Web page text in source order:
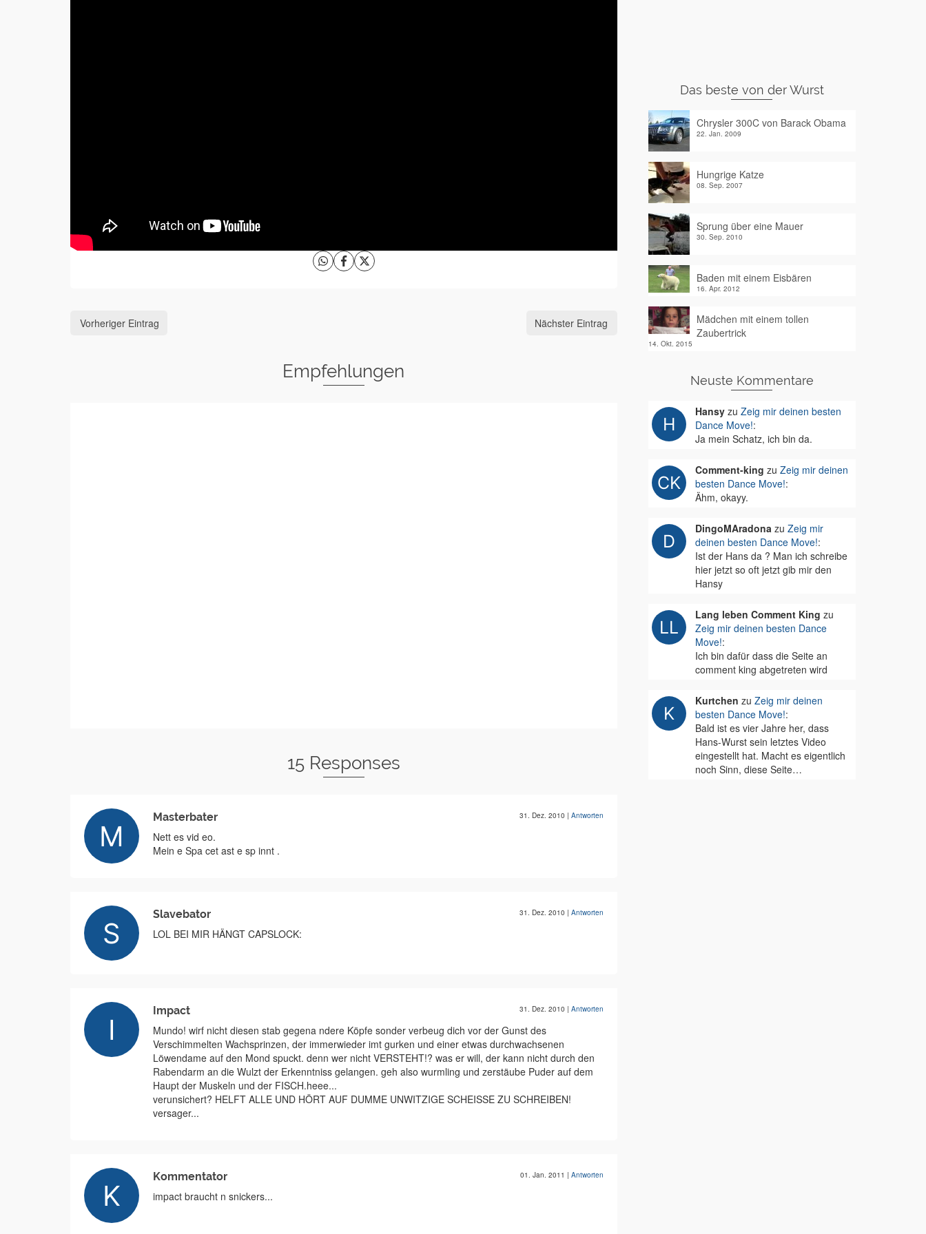
Vorheriger Eintrag Nächster Eintrag
Empfehlungen
15 Responses
Masterbater 31. Dez. 2010 | Antworten
Nett es vid eo.
Mein e Spa cet ast e sp innt .
Slavebator 31. Dez. 2010 | Antworten
LOL BEI MIR HÄNGT CAPSLOCK:
Impact 31. Dez. 2010 | Antworten
Mundo! wirf nicht diesen stab gegena ndere Köpfe sonder verbeug dich vor der Gunst des
Verschimmelten Wachsprinzen, der immerwieder imt gurken und einer etwas durchwachsenen
Löwendame auf den Mond spuckt. denn wer nicht VERSTEHT!? was er will, der kann nicht durch den
Rabendarm an die Wulzt der Erkenntniss gelangen. geh also wurmling und zerstäube Puder auf dem
Haupt der Muskeln und der FISCH.heee...
verunsichert? HELFT ALLE UND HÖRT AUF DUMME UNWITZIGE SCHEISSE ZU SCHREIBEN!
versager...
Kommentator 01. Jan. 2011 | Antworten
impact braucht n snickers...
Das beste von der Wurst
Chrysler 300C von Barack Obama
22. Jan. 2009
Hungrige Katze
08. Sep. 2007
Sprung über eine Mauer
30. Sep. 2010
Baden mit einem Eisbären
16. Apr. 2012
Mädchen mit einem tollen
Zaubertrick
14. Okt. 2015
Neuste Kommentare
Hansyzu Zeig mir deinen besten
Dance Move!:
Ja mein Schatz, ich bin da.
Comment-king zu Zeig mir deinen
besten Dance Move!:
Ähm, okayy.
DingoMAradonazu Zeig mir
deinen besten Dance Move!:
Ist der Hans da ? Man ich schreibe
hier jetzt so oft jetzt gib mir den
Hansy
Lang leben Comment King zu
Zeig mir deinen besten Dance
Move!:
Ich bin dafür dass die Seite an
comment king abgetreten wird
Kurtchen zu Zeig mir deinen
besten Dance Move!:
Bald ist es vier Jahre her, dass
Hans-Wurst sein letztes Video
eingestellt hat. Macht es eigentlich
noch Sinn, diese Seite…